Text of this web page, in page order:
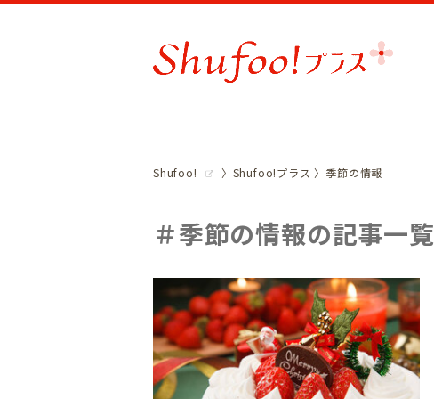
Shufoo! Shufoo!プラス 季節の情報
＃季節の情報の記事一覧